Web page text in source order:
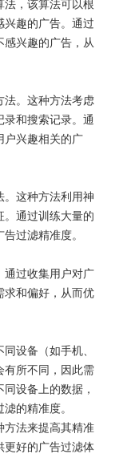
法，该算法可以根
兴趣的广告。通过
兴趣的广告，从
法。这种方法考虑
录和搜索记录。通
户兴趣相关的广
。这种方法利用神
。通过训练大量的
过滤精准度。
通过收集用户对广
求和偏好，从而优
设备（如手机、
有所不同，因此需
设备上的数据，
的精准度。
方法来提高其精准
更好的广告过滤体